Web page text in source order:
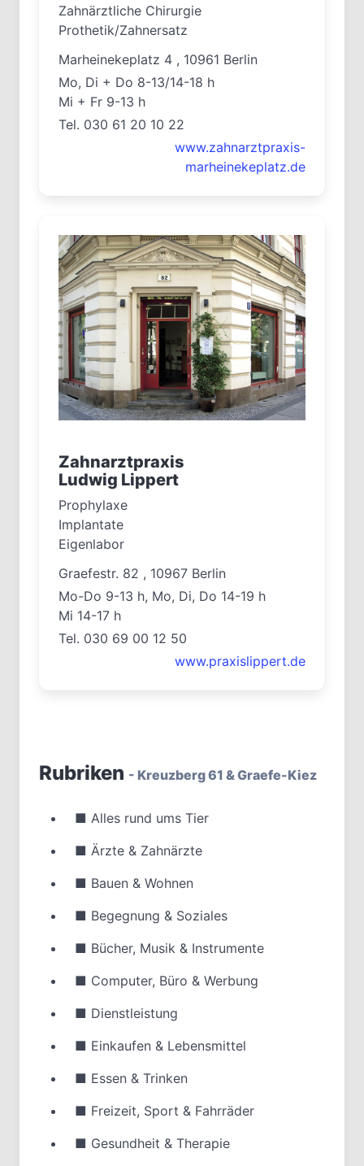
Rubriken - Kreuzberg 61 & Graefe-Kiez
■ Alles rund ums Tier
■ Ärzte & Zahnärzte
■ Bauen & Wohnen
■ Begegnung & Soziales
■ Bücher, Musik & Instrumente
■ Computer, Büro & Werbung
■ Dienstleistung
■ Einkaufen & Lebensmittel
■ Essen & Trinken
■ Freizeit, Sport & Fahrräder
■ Gesundheit & Therapie
Zahnärztliche Chirurgie
Prothetik/Zahnersatz
Marheinekeplatz 4 , 10961 Berlin
Mo, Di + Do 8-13/14-18 h
Mi + Fr 9-13 h
Tel. 030 61 20 10 22
www.zahnarztpraxis-
marheinekeplatz.de
Zahnarztpraxis
Ludwig Lippert
Prophylaxe
Implantate
Eigenlabor
Graefestr. 82 , 10967 Berlin
Mo-Do 9-13 h, Mo, Di, Do 14-19 h
Mi 14-17 h
Tel. 030 69 00 12 50
www.praxislippert.de